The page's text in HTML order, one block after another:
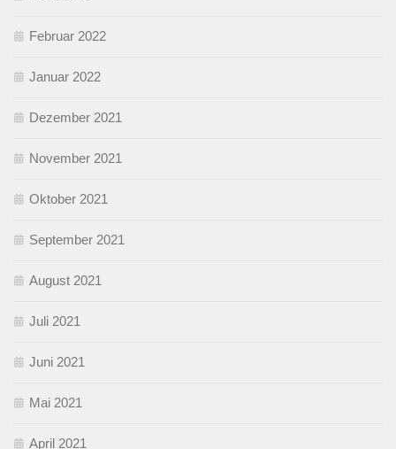
Februar 2022
Januar 2022
Dezember 2021
November 2021
Oktober 2021
September 2021
August 2021
Juli 2021
Juni 2021
Mai 2021
April 2021